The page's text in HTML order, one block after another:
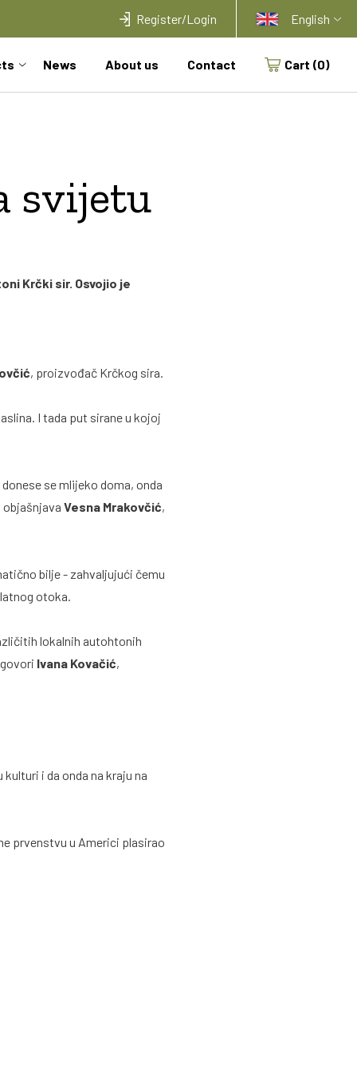
Register/Login English
News About us Contact Cart (0)
svijetu
Krčki sir. Osvojio je
, proizvođač Krčkog sira.
I tada put sirane u kojoj
se mlijeko doma, onda
objašnjava Vesna Mrakovčić,
bilje - zahvaljujući čemu
otoka.
lokalnih autohtonih
Ivana Kovačić,
i da onda na kraju na
prvenstvu u Americi plasirao